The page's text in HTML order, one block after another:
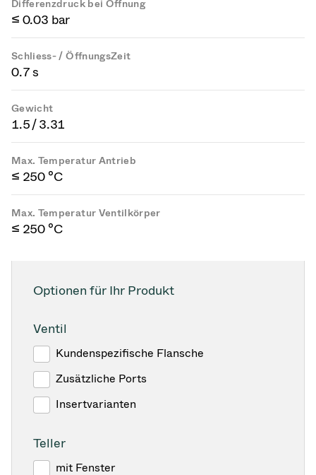
Differenzdruck bei Öffnung
≤ 0.03 bar
Schliess- / ÖffnungsZeit
0.7 s
Gewicht
1.5 / 3.31
Max. Temperatur Antrieb
≤ 250 °C
Max. Temperatur Ventilkörper
≤ 250 °C
Optionen für Ihr Produkt
Ventil
Kundenspezifische Flansche
Zusätzliche Ports
Insertvarianten
Teller
mit Fenster